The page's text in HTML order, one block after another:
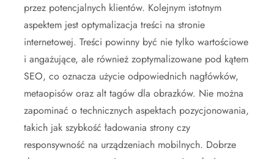
przez potencjalnych klientów. Kolejnym istotnym
aspektem jest optymalizacja treści na stronie
internetowej. Treści powinny być nie tylko wartościowe
i angażujące, ale również zoptymalizowane pod kątem
SEO, co oznacza użycie odpowiednich nagłówków,
metaopisów oraz alt tagów dla obrazków. Nie można
zapominać o technicznych aspektach pozycjonowania,
takich jak szybkość ładowania strony czy
responsywność na urządzeniach mobilnych. Dobrze